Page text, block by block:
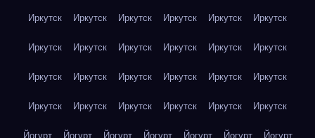
Иркутск Иркутск Иркутск Иркутск Иркутск Иркутск
Иркутск Иркутск Иркутск Иркутск Иркутск Иркутск
Иркутск Иркутск Иркутск Иркутск Иркутск Иркутск
Иркутск Иркутск Иркутск Иркутск Иркутск Иркутск
Йогурт Йогурт Йогурт Йогурт Йогурт Йогурт Йогурт